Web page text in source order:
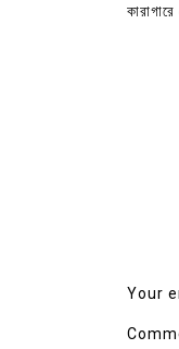
Your